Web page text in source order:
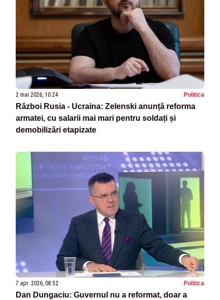
2 mai 2026, 10:24 Politica
Război Rusia - Ucraina: Zelenski anunță reforma
armatei, cu salarii mai mari pentru soldați și
demobilizări etapizate
7 apr. 2026, 08:52 Politica
Dan Dungaciu: Guvernul nu a reformat, doar a